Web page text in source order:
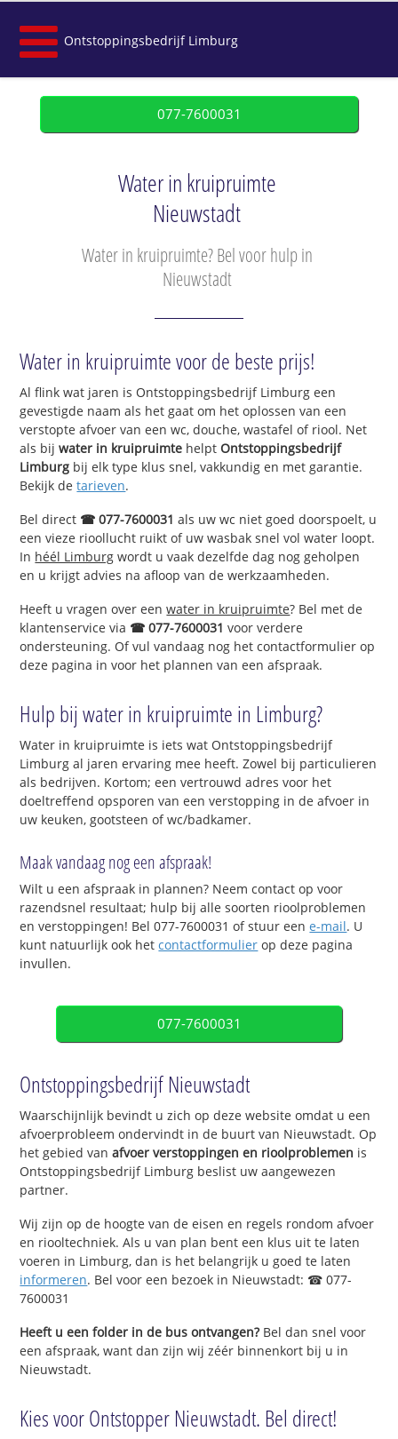
Ontstoppingsbedrijf Limburg
077-7600031
Water in kruipruimte
Nieuwstadt
Water in kruipruimte? Bel voor hulp in
Nieuwstadt
Water in kruipruimte voor de beste prijs!
Al flink wat jaren is Ontstoppingsbedrijf Limburg een
gevestigde naam als het gaat om het oplossen van een
verstopte afvoer van een wc, douche, wastafel of riool. Net
als bijwater in kruipruimte helptOntstoppingsbedrijf
Limburg bij elk type klus snel, vakkundig en met garantie.
Bekijk detarieven.
Bel direct ☎ 077-7600031 als uw wc niet goed doorspoelt, u
een vieze rioollucht ruikt of uw wasbak snel vol water loopt.
In héél Limburg wordt u vaak dezelfde dag nog geholpen
en u krijgt advies na afloop van de werkzaamheden.
Heeft u vragen over eenwater in kruipruimte? Bel met de
klantenservice via ☎ 077-7600031 voor verdere
ondersteuning. Of vul vandaag nog het contactformulier op
deze pagina in voor het plannen van een afspraak.
Hulp bij water in kruipruimte in Limburg?
Water in kruipruimte is iets wat Ontstoppingsbedrijf
Limburg al jaren ervaring mee heeft. Zowel bij particulieren
als bedrijven. Kortom; een vertrouwd adres voor het
doeltreffend opsporen van een verstopping in de afvoer in
uw keuken, gootsteen of wc/badkamer.
Maak vandaag nog een afspraak!
Wilt u een afspraak in plannen? Neem contact op voor
razendsnel resultaat; hulp bij alle soorten rioolproblemen
en verstoppingen! Bel 077-7600031 of stuur eene-mail. U
kunt natuurlijk ook hetcontactformulier op deze pagina
invullen.
077-7600031
Ontstoppingsbedrijf Nieuwstadt
Waarschijnlijk bevindt u zich op deze website omdat u een
afvoerprobleem ondervindt in de buurt van Nieuwstadt. Op
het gebied vanafvoer verstoppingen en rioolproblemen is
Ontstoppingsbedrijf Limburg beslist uw aangewezen
partner.
Wij zijn op de hoogte van de eisen en regels rondom afvoer
en riooltechniek. Als u van plan bent een klus uit te laten
voeren in Limburg, dan is het belangrijk u goed te laten
informeren. Bel voor een bezoek in Nieuwstadt: ☎ 077-
7600031
Heeft u een folder in de bus ontvangen?Bel dan snel voor
een afspraak, want dan zijn wij zéér binnenkort bij u in
Nieuwstadt.
Kies voor Ontstopper Nieuwstadt. Bel direct!